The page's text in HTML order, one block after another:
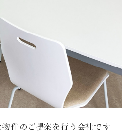
物件のご提案を行う会社です